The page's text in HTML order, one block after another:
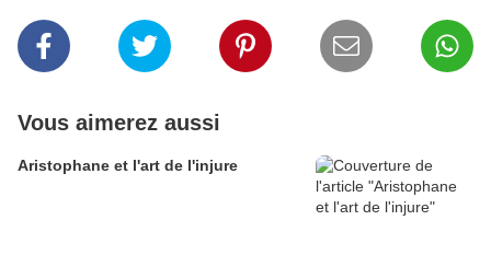
Vous aimerez aussi
Aristophane et l'art de l'injure